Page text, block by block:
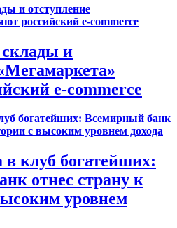
и
e-commerce
клуб богатейших:
отнес страну к
уровнем